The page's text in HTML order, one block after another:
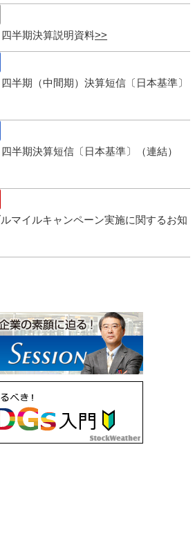
半期決算説明資料
半期（中間期）決算短信〔日本基準〕
半期決算短信〔日本基準〕（連結）
マイルキャンペーン実施に関するお知